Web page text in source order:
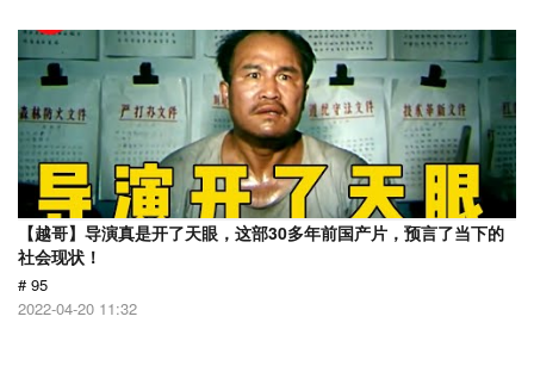
【越哥】导演真是开了天眼，这部30多年前国产片，预言了当下的
社会现状！
# 95
2022-04-20 11:32